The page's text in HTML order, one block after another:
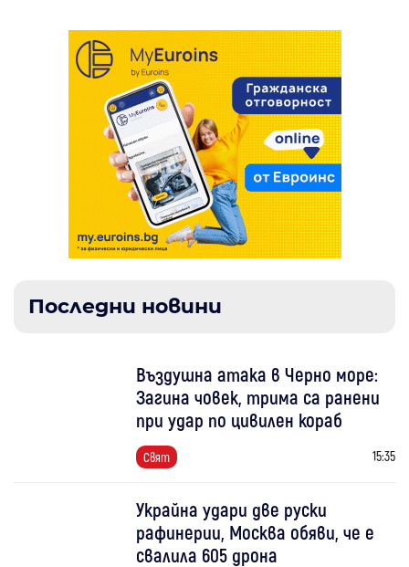
Последни новини
Въздушна атака в Черно море:
Загина човек, трима са ранени
при удар по цивилен кораб
Свят 15:35
Украйна удари две руски
рафинерии, Москва обяви, че е
свалила 605 дрона